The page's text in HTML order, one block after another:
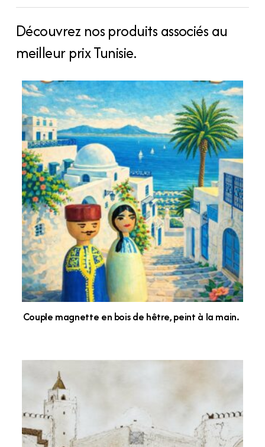
quantity
Découvrez nos produits associés au
meilleur prix Tunisie.
Couple magnette en bois de hêtre, peint à la main.